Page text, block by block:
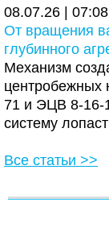
08.07.26 |
От вращения
глубинного
Механизм
центробежных
71 и ЭЦВ 8-16-
систему
Все статьи >>